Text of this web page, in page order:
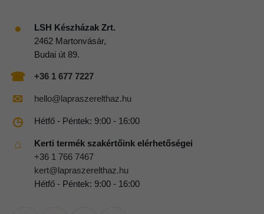
●
LSH Készházak Zrt.
2462 Martonvásár,
Budai út 89.
☎ +36 1 677 7227
✉ hello@lapraszerelthaz.hu
◷ Hétfő - Péntek: 9:00 - 16:00
⌂
Kerti termék szakértőink elérhetőségei
+36 1 766 7467
kert@lapraszerelthaz.hu
Hétfő - Péntek: 9:00 - 16:00